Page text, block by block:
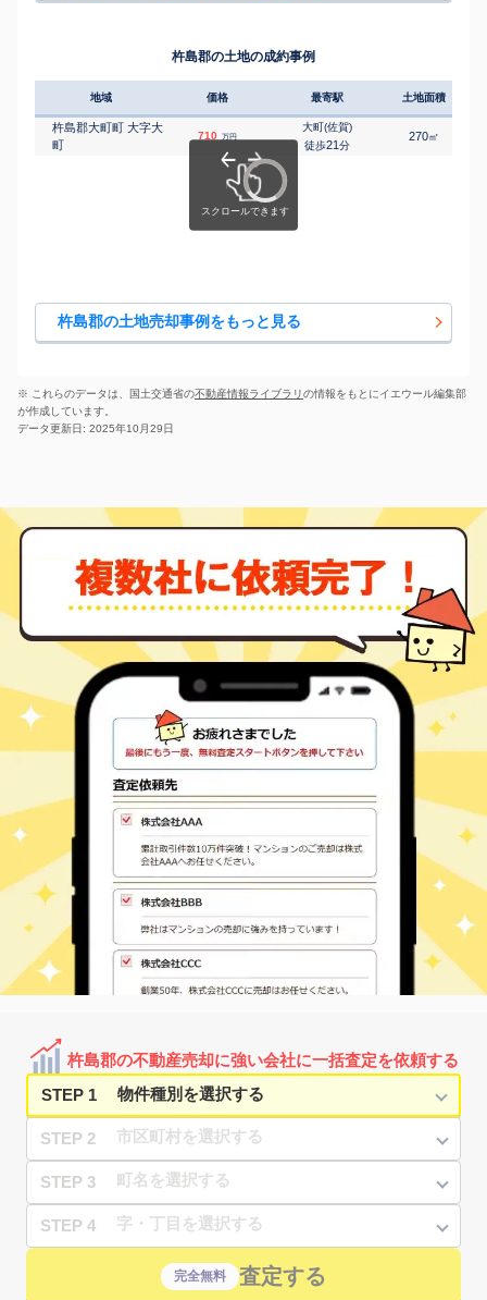
杵島郡の土地の成約事例
地域 価格 最寄駅 土地面積
杵島郡大町町 大字大
町
710 万円
大町(佐賀)
徒歩21分
270㎡
杵島郡の土地売却事例をもっと見る
※ これらのデータは、国土交通省の不動産情報ライブラリの情報をもとにイエウール編集部
が作成しています。
データ更新日: 2025年10月29日
杵島郡の不動産売却に強い会社に一括査定を依頼する
STEP 1
STEP 2
STEP 3
STEP 4
完全無料 査定する